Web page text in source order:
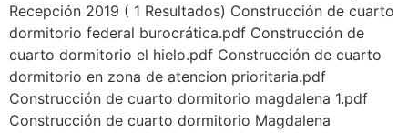
Recepción 2019 ( 1 Resultados) Construcción de cuarto
dormitorio federal burocrática.pdf Construcción de
cuarto dormitorio el hielo.pdf Construcción de cuarto
dormitorio en zona de atencion prioritaria.pdf
Construcción de cuarto dormitorio magdalena 1.pdf
Construcción de cuarto dormitorio Magdalena